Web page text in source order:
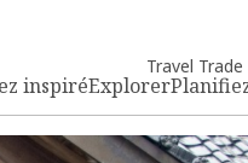
inspiréExplorer
Travel